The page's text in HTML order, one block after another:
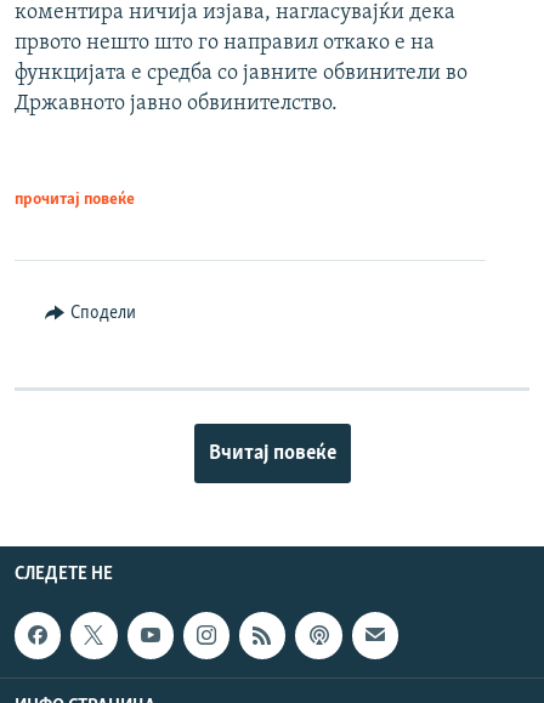
коментира ничија изјава, нагласувајќи дека
првото нешто што го направил откако е на
функцијата е средба со јавните обвинители во
Државното јавно обвинителство.
прочитај повеќе
Сподели
Вчитај повеќе
СЛЕДЕТЕ НЕ